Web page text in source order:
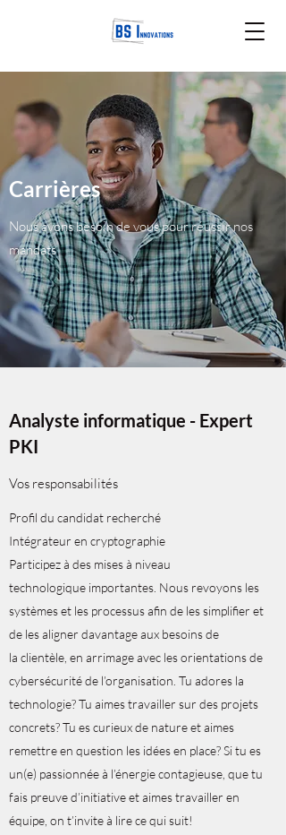
Analyste informatique - Expert
PKI
Vos responsabilités
Profil du candidat recherché
Intégrateur en cryptographie
Participez à des mises à niveau
technologique importantes. Nous revoyons les
systèmes et les processus afin de les simplifier et
de les aligner davantage aux besoins de
la clientèle, en arrimage avec les orientations de
cybersécurité de l’organisation. Tu adores la
technologie? Tu aimes travailler sur des projets
concrets? Tu es curieux de nature et aimes
remettre en question les idées en place? Si tu es
un(e) passionnée à l’énergie contagieuse, que tu
fais preuve d’initiative et aimes travailler en
équipe, on t’invite à lire ce qui suit!
Carrières
Nous avons besoin de vous pour réussir nos
mandats